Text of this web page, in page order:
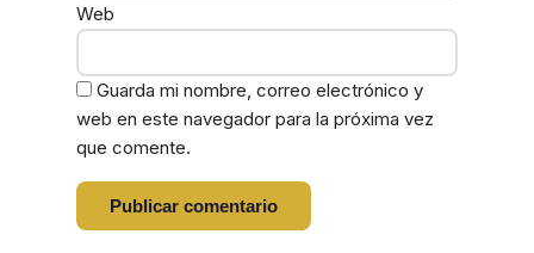
Web
Guarda mi nombre, correo electrónico y
web en este navegador para la próxima vez
que comente.